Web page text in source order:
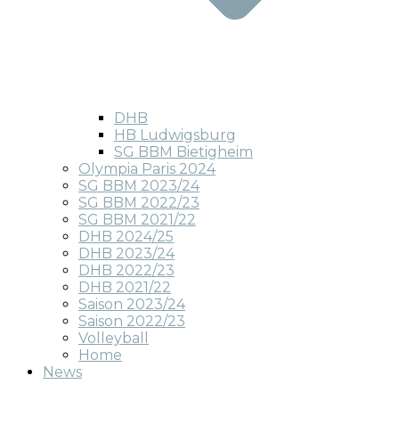
DHB
HB Ludwigsburg
SG BBM Bietigheim
Olympia Paris 2024
SG BBM 2023/24
SG BBM 2022/23
SG BBM 2021/22
DHB 2024/25
DHB 2023/24
DHB 2022/23
DHB 2021/22
Saison 2023/24
Saison 2022/23
Volleyball
Home
News